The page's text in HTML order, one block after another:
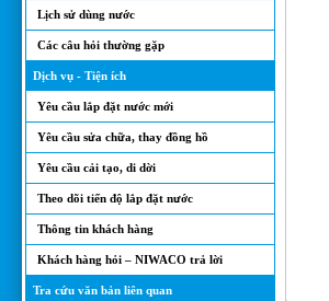
Lịch sử dùng nước
Các câu hỏi thường gặp
Dịch vụ - Tiện ích
Yêu cầu lắp đặt nước mới
Yêu cầu sửa chữa, thay đồng hồ
Yêu cầu cải tạo, di dời
Theo dõi tiến độ lắp đặt nước
Thông tin khách hàng
Khách hàng hỏi – NIWACO trả lời
Tra cứu văn bản liên quan